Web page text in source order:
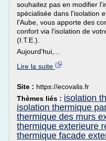
souhaitez pas en modifier
spécialisée dans l'isolation
l'Aube, vous apporte des
confort via l'isolation de
(I.T.E.).
Aujourd'hui,...
Lire la suite
Site : https://ecovalis.fr
Thèmes liés : isolation
isolation thermique
thermique des murs
thermique exterieure
thermique facade